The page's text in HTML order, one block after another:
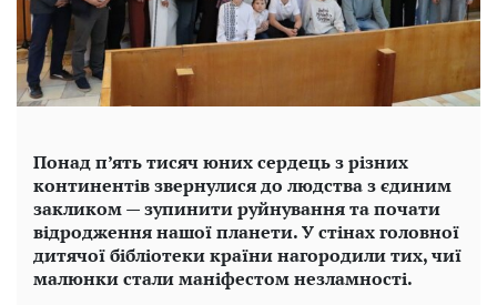
Понад п’ять тисяч юних сердець з різних
континентів звернулися до людства з єдиним
закликом — зупинити руйнування та почати
відродження нашої планети. У стінах головної
дитячої бібліотеки країни нагородили тих, чиї
малюнки стали маніфестом незламності.